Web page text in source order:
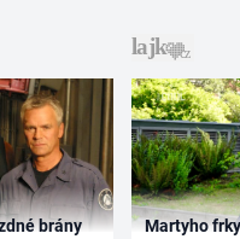
brány
Martyho